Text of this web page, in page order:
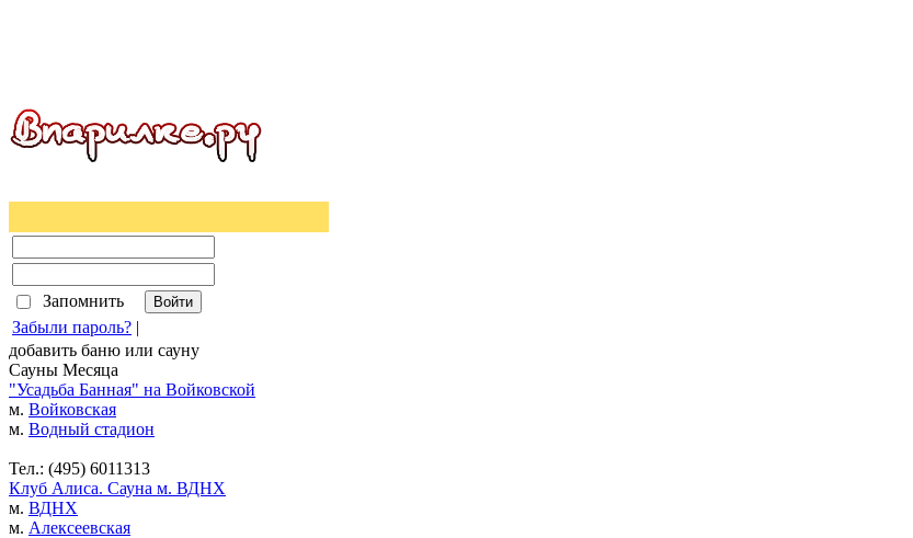
Запомнить
Забыли пароль? |
добавить баню или сауну
Сауны Месяца
"Усадьба Банная" на Войковской
м. Войковская
м. Водный стадион
Тел.: (495) 6011313
Клуб Алиса. Сауна м. ВДНХ
м. ВДНХ
м. Алексеевская